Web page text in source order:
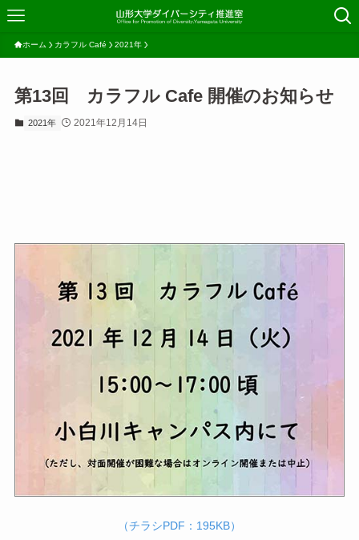
ホーム カラフル Café 2021年
第13回 カラフル Cafe 開催のお知らせ
2021年 2021年12月14日
（チラシPDF：195KB）